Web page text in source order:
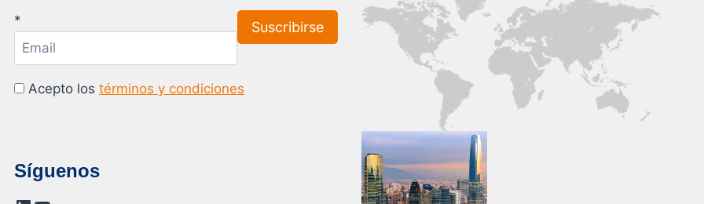
*
Acepto los términos y condiciones
Síguenos